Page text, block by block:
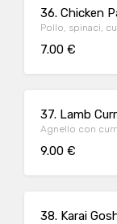
36. Chicken
Pollo, spinaci,
7.00 €
37. Lamb
Agnello con
9.00 €
38. Karai